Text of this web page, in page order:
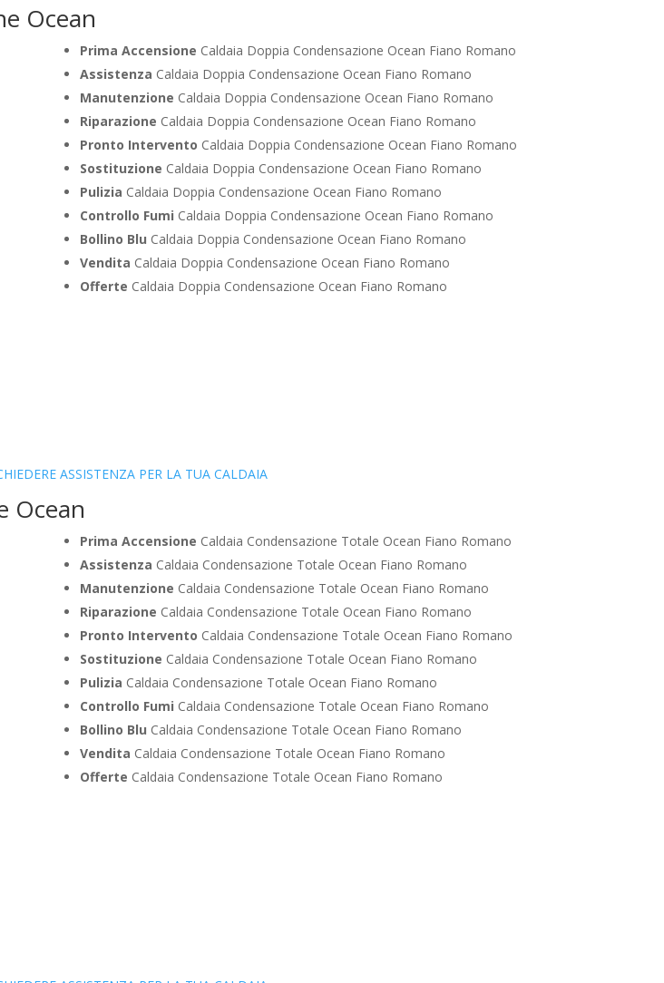
Ocean
Prima Accensione Caldaia Doppia Condensazione Ocean Fiano Romano
Assistenza Caldaia Doppia Condensazione Ocean Fiano Romano
Manutenzione Caldaia Doppia Condensazione Ocean Fiano Romano
Riparazione Caldaia Doppia Condensazione Ocean Fiano Romano
Pronto Intervento Caldaia Doppia Condensazione Ocean Fiano Romano
Sostituzione Caldaia Doppia Condensazione Ocean Fiano Romano
Pulizia Caldaia Doppia Condensazione Ocean Fiano Romano
Controllo Fumi Caldaia Doppia Condensazione Ocean Fiano Romano
Bollino Blu Caldaia Doppia Condensazione Ocean Fiano Romano
Vendita Caldaia Doppia Condensazione Ocean Fiano Romano
Offerte Caldaia Doppia Condensazione Ocean Fiano Romano
ASSISTENZA PER LA TUA CALDAIA
Ocean
Prima Accensione Caldaia Condensazione Totale Ocean Fiano Romano
Assistenza Caldaia Condensazione Totale Ocean Fiano Romano
Manutenzione Caldaia Condensazione Totale Ocean Fiano Romano
Riparazione Caldaia Condensazione Totale Ocean Fiano Romano
Pronto Intervento Caldaia Condensazione Totale Ocean Fiano Romano
Sostituzione Caldaia Condensazione Totale Ocean Fiano Romano
Pulizia Caldaia Condensazione Totale Ocean Fiano Romano
Controllo Fumi Caldaia Condensazione Totale Ocean Fiano Romano
Bollino Blu Caldaia Condensazione Totale Ocean Fiano Romano
Vendita Caldaia Condensazione Totale Ocean Fiano Romano
Offerte Caldaia Condensazione Totale Ocean Fiano Romano